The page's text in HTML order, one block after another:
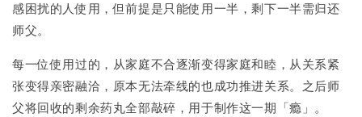
感困扰的人使用，但前提是只能使用一半，剩下一半需归还
师父。
每一位使用过的，从家庭不合逐渐变得家庭和睦，从关系紧
张变得亲密融洽，原本无法牵线的也成功推进关系。之后师
父将回收的剩余药丸全部敲碎，用于制作这一期「瘾」。